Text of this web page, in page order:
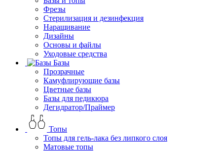
Фрезы
Стерилизация и дезинфекция
Наращивание
Дизайны
Основы и файлы
Уходовые средства
Базы
Прозрачные
Камуфлирующие базы
Цветные базы
Базы для педикюра
Дегидратор/Праймер
Топы
Топы для гель-лака без липкого слоя
Матовые топы